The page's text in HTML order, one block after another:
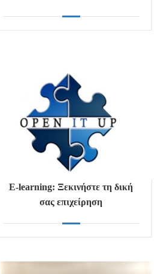
E-learning: Ξεκινήστε τη δική
σας επιχείρηση